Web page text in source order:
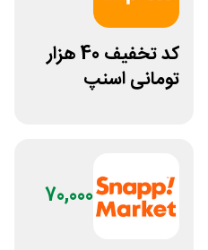
کد تخفیف 40 هزار
تومانی اسنپ
70,000